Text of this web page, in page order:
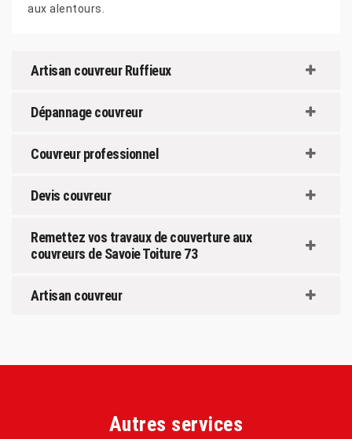
aux alentours.
Artisan couvreur Ruffieux
Dépannage couvreur
Couvreur professionnel
Devis couvreur
Remettez vos travaux de couverture aux
couvreurs de Savoie Toiture 73
Artisan couvreur
Autres services